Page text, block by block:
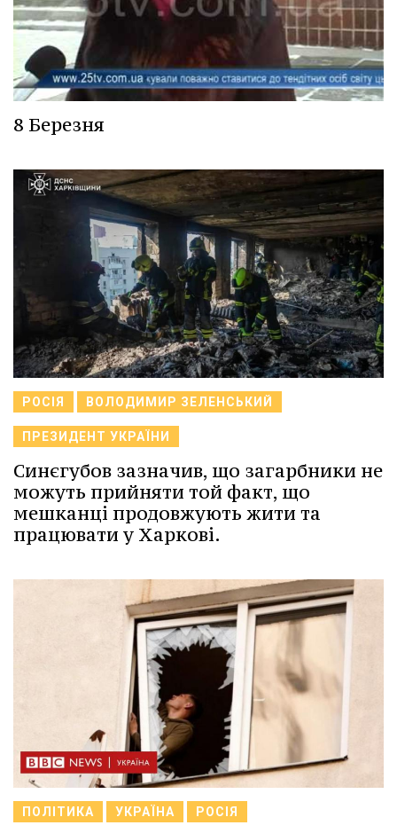
8 Березня
РОСІЯ ВОЛОДИМИР ЗЕЛЕНСЬКИЙ
ПРЕЗИДЕНТ УКРАЇНИ
Синєгубов зазначив, що загарбники не
можуть прийняти той факт, що
мешканці продовжують жити та
працювати у Харкові.
ПОЛІТИКА УКРАЇНА РОСІЯ